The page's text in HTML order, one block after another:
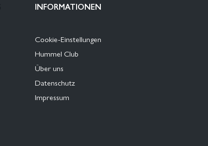
INFORMATIONEN
Cookie-Einstellungen
Hummel Club
Über uns
Datenschutz
Impressum